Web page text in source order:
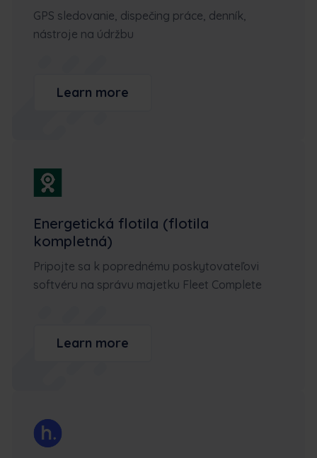
GPS sledovanie, dispečing práce, denník,
nástroje na údržbu
Learn more
Energetická flotila (flotila
kompletná)
Pripojte sa k poprednému poskytovateľovi
softvéru na správu majetku Fleet Complete
Learn more